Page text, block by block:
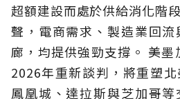
超額建設而處於供給消化階
聲，電商需求、製造業回
廊，均提供強勁支撐。 美墨
2026年重新談判，將重塑北
鳳凰城、達拉斯與芝加哥